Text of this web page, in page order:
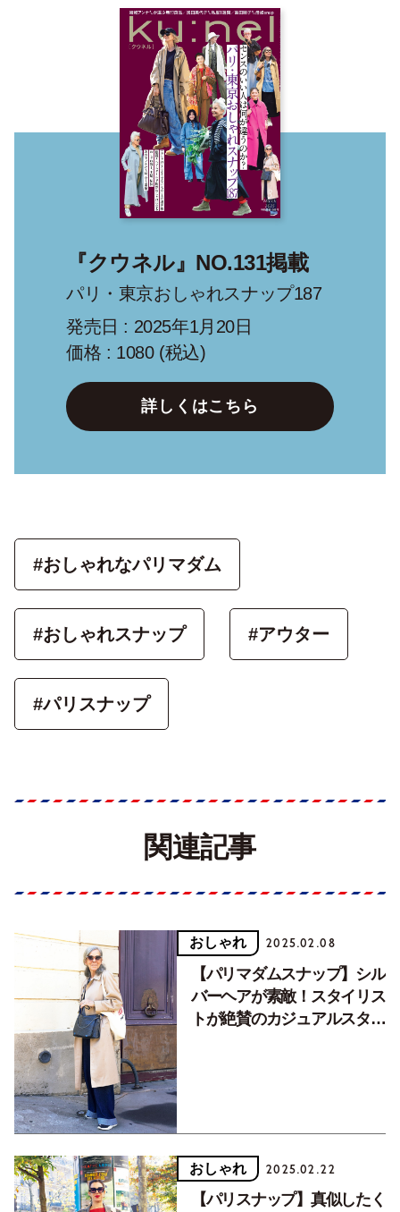
『クウネル』NO.131掲載
パリ・東京おしゃれスナップ187
発売日 : 2025年1月20日
価格 : 1080 (税込)
詳しくはこちら
#おしゃれなパリマダム
#おしゃれスナップ #アウター
#パリスナップ
関連記事
おしゃれ 2025.02.08
【パリマダムスナップ】シル
バーヘアが素敵！スタイリス
トが絶賛のカジュアルスタイ
おしゃれ 2025.02.22
【パリスナップ】真似したく